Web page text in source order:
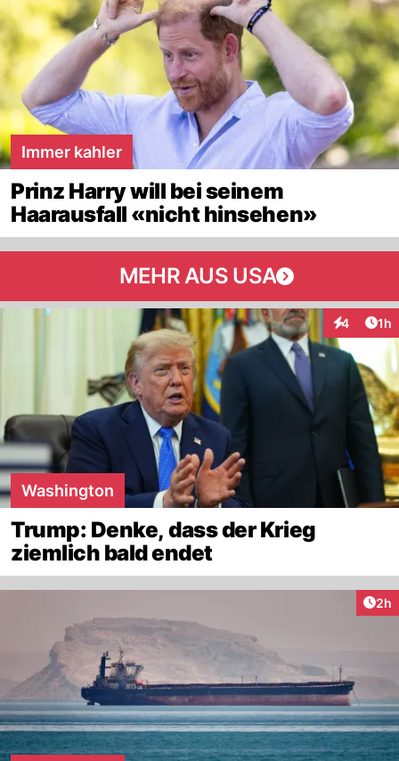
Immer kahler
Prinz Harry will bei seinem
Haarausfall «nicht hinsehen»
MEHR AUS USA
4 1h
Washington
Trump: Denke, dass der Krieg
ziemlich bald endet
2h